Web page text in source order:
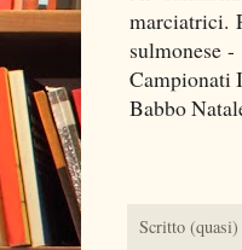
marciatrici.
sulmonese
Campionati
Babbo
Scritto